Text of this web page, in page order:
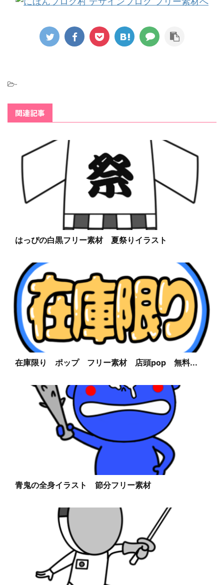
-
関連記事
はっぴの白黒フリー素材 夏祭りイラスト
在庫限り ポップ フリー素材 店頭pop 無料...
青鬼の全身イラスト 節分フリー素材